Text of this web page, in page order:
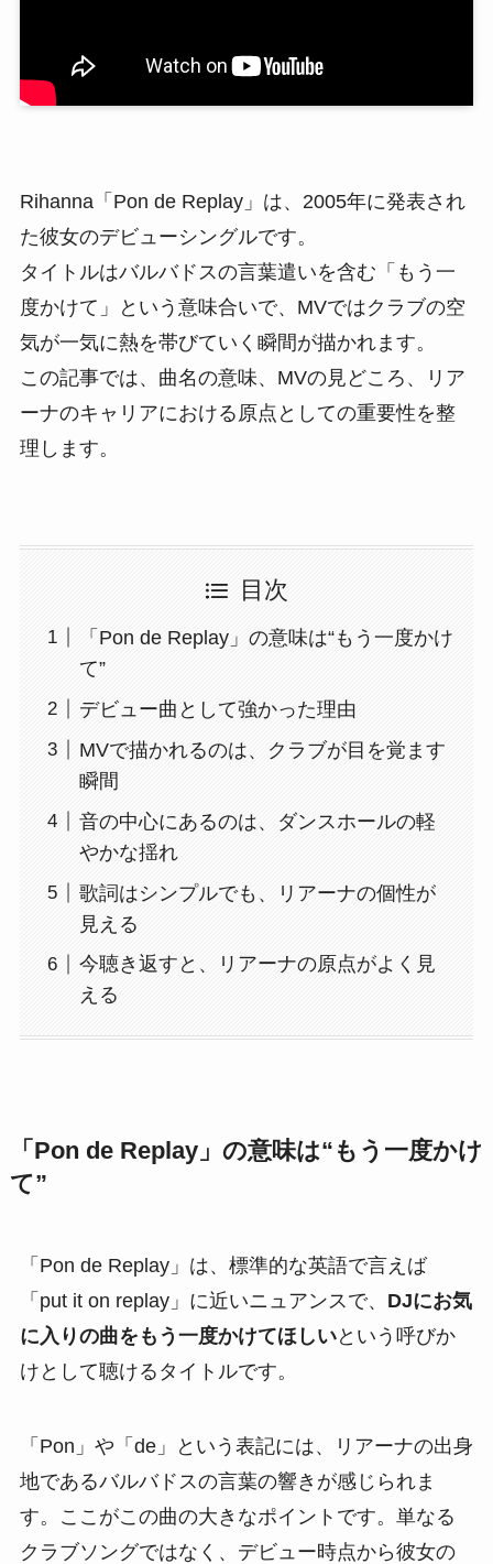
Rihanna「Pon de Replay」は、2005年に発表され
た彼女のデビューシングルです。
タイトルはバルバドスの言葉遣いを含む「もう一
度かけて」という意味合いで、MVではクラブの空
気が一気に熱を帯びていく瞬間が描かれます。
この記事では、曲名の意味、MVの見どころ、リア
ーナのキャリアにおける原点としての重要性を整
理します。
目次
「Pon de Replay」の意味は“もう一度かけ
て”
デビュー曲として強かった理由
MVで描かれるのは、クラブが目を覚ます
瞬間
音の中心にあるのは、ダンスホールの軽
やかな揺れ
歌詞はシンプルでも、リアーナの個性が
見える
今聴き返すと、リアーナの原点がよく見
える
「Pon de Replay」の意味は“もう一度かけ
て”
「Pon de Replay」は、標準的な英語で言えば
「put it on replay」に近いニュアンスで、 DJにお気
に入りの曲をもう一度かけてほしいという呼びか
けとして聴けるタイトルです。
「Pon」や「de」という表記には、リアーナの出身
地であるバルバドスの言葉の響きが感じられま
す。ここがこの曲の大きなポイントです。単なる
クラブソングではなく、デビュー時点から彼女の